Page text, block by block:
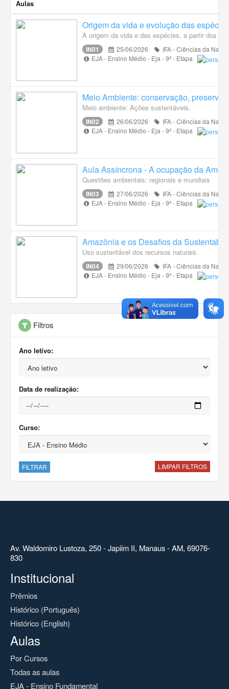
Aulas
Origem da vida e evolução das espécies
A origem da vida e das espécies, a partir dos
IN01 25/06/2026
IFA - Ciências da
EJA - Ensino Médio - Eja - 9ª - Etapa
Meio Ambiente: conservação,
Meio ambiente: Ações sustentáveis.
IN02 26/06/2026
IFA - Ciências da
EJA - Ensino Médio - Eja - 9ª - Etapa
Aula Assíncrona - A ocupação da
Questões ambientais: regionais e mundiais
IN03 27/06/2026
IFA - Ciências da
EJA - Ensino Médio - Eja - 9ª - Etapa
Amazônia e os Desafios da
Uso sustentável dos recursos naturais.
IN04 29/06/2026
IFA - Ciências da
EJA - Ensino Médio - Eja - 9ª - Etapa
Filtros
Ano letivo:
Data de realização:
Curso:
FILTRAR LIMPAR FILTROS
Av. Waldomiro Lustoza, 250 - Japiim II, Manaus - AM, 69076-
830
Institucional
Prêmios
Histórico (Português)
Histórico (English)
Aulas
Por Cursos
Todas as aulas
EJA - Ensino Fundamental